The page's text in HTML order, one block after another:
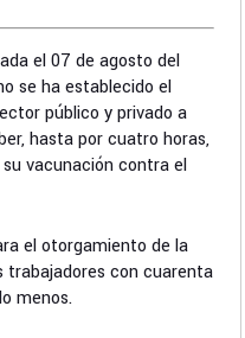
el 07 de agosto del
se ha establecido el
público y privado a
hasta por cuatro horas,
vacunación contra el
el otorgamiento de la
trabajadores con cuarenta
menos.